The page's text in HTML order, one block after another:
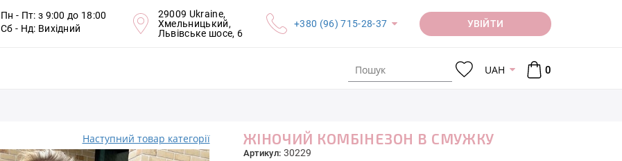
Пн - Пт: з 9:00 до 18:00
Сб - Нд: Вихідний
29009 Ukraine,
Хмельницький,
Львівське шосе, 6
+380 (96) 715-28-37 УВІЙТИ
UAH 0
Наступний товар категорії ЖІНОЧИЙ КОМБІНЕЗОН В СМУЖКУ
Артикул: 30229